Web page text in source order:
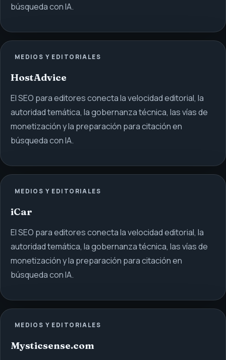
búsqueda con IA.
MEDIOS Y EDITORIALES
HostAdvice
El SEO para editores conecta la velocidad editorial, la
autoridad temática, la gobernanza técnica, las vías de
monetización y la preparación para citación en
búsqueda con IA.
MEDIOS Y EDITORIALES
iCar
El SEO para editores conecta la velocidad editorial, la
autoridad temática, la gobernanza técnica, las vías de
monetización y la preparación para citación en
búsqueda con IA.
MEDIOS Y EDITORIALES
Mysticsense.com